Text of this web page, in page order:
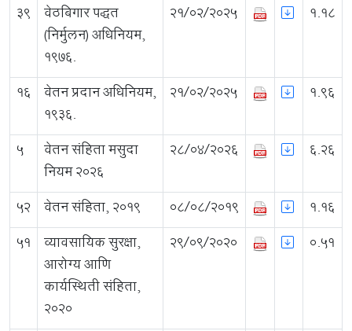
39 वेठबिगार पद्धत
(निर्मुलन) अधिनियम,
१९७६.
21/02/2025 1.18
16 वेतन प्रदान अधिनियम,
१९३६.
21/02/2025 1.96
5
वेतन संहिता मसुदा
नियम २०२६
28/04/2026 6.26
52 वेतन संहिता, २०१९ 08/08/2019
1.16
51 व्यावसायिक सुरक्षा,
आरोग्य आणि
कार्यस्थिती संहिता,
२०२०
29/09/2020 0.51